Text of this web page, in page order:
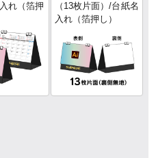
れ（箔押
（13枚片面）/台紙名
入れ（箔押し）